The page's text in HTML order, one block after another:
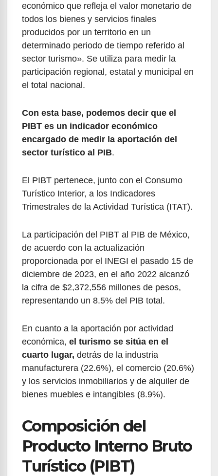
económico que refleja el valor monetario de
todos los bienes y servicios finales
producidos por un territorio en un
determinado periodo de tiempo referido al
sector turismo». Se utiliza para medir la
participación regional, estatal y municipal en
el total nacional.
Con esta base, podemos decir que el
PIBT es un indicador económico
encargado de medir la aportación del
sector turístico al PIB.
El PIBT pertenece, junto con el Consumo
Turístico Interior, a los Indicadores
Trimestrales de la Actividad Turística (ITAT).
La participación del PIBT al PIB de México,
de acuerdo con la actualización
proporcionada por el INEGI el pasado 15 de
diciembre de 2023, en el año 2022 alcanzó
la cifra de $2,372,556 millones de pesos,
representando un 8.5% del PIB total.
En cuanto a la aportación por actividad
económica, el turismo se sitúa en el
cuarto lugar, detrás de la industria
manufacturera (22.6%), el comercio (20.6%)
y los servicios inmobiliarios y de alquiler de
bienes muebles e intangibles (8.9%).
Composición del
Producto Interno Bruto
Turístico (PIBT)